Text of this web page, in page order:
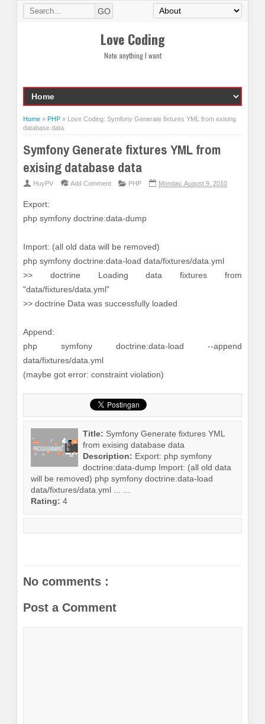
Love Coding
Note anything I want
Home » PHP » Love Coding: Symfony Generate fixtures YML from exising
database data
Symfony Generate fixtures YML from
exising database data
HuyPV Add Comment PHP Monday, August 9, 2010
Export:
php symfony doctrine:data-dump
Import: (all old data will be removed)
php symfony doctrine:data-load data/fixtures/data.yml
>> doctrine Loading data fixtures from
"data/fixtures/data.yml"
>> doctrine Data was successfully loaded
Append:
php symfony doctrine:data-load --append
data/fixtures/data.yml
(maybe got error: constraint violation)
Title: Symfony Generate fixtures YML
from exising database data
Description: Export: php symfony
doctrine:data-dump Import: (all old data
will be removed) php symfony doctrine:data-load
data/fixtures/data.yml ... ...
Rating: 4
No comments :
Post a Comment